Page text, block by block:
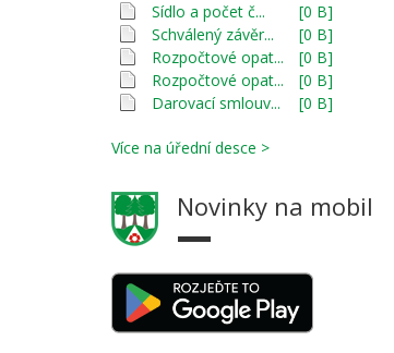
Sídlo a počet č...
[0 B]
Schválený závěr...
[0 B]
Rozpočtové opat...
[0 B]
Rozpočtové opat...
[0 B]
Darovací smlouv...
[0 B]
Více na úřední desce >
Novinky na mobil